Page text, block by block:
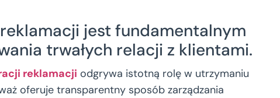
jest fundamentalnym
trwałych relacji z klientami.
reklamacji odgrywa istotną rolę w utrzymaniu
oferuje transparentny sposób zarządzania